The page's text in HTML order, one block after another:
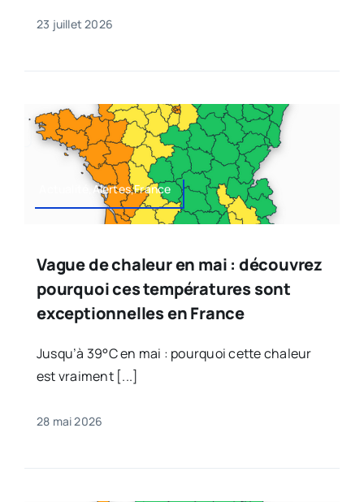
23 juillet 2026
Actualité,Alertes,France
Vague de chaleur en mai : découvrez
pourquoi ces températures sont
exceptionnelles en France
Jusqu’à 39°C en mai : pourquoi cette chaleur
est vraiment [...]
28 mai 2026